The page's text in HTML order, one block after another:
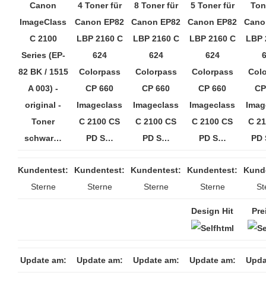
Canon
ImageClass
C 2100
Series (EP-
82 BK / 1515
A 003) -
original -
Toner
schwar…
4 Toner für
Canon EP82
LBP 2160 C
624
Colorpass
CP 660
Imageclass
C 2100 CS
PD S…
8 Toner für
Canon EP82
LBP 2160 C
624
Colorpass
CP 660
Imageclass
C 2100 CS
PD S…
5 Toner für
Canon EP82
LBP 2160 C
624
Colorpass
CP 660
Imageclass
C 2100 CS
PD S…
LBP
C
Kundentest:
Sterne
Kundentest:
Sterne
Kundentest:
Sterne
Kundentest:
Sterne
Design Hit
Update am: Update am: Update am: Update am: